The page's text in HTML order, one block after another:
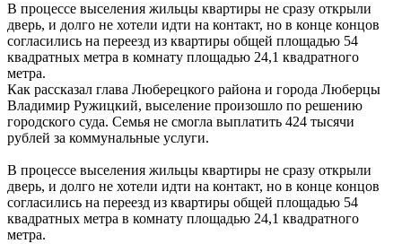
В процессе выселения жильцы квартиры не сразу открыли
дверь, и долго не хотели идти на контакт, но в конце концов
согласились на переезд из квартиры общей площадью 54
квадратных метра в комнату площадью 24,1 квадратного
метра.
Как рассказал глава Люберецкого района и города Люберцы
Владимир Ружицкий, выселение произошло по решению
городского суда. Семья не смогла выплатить 424 тысячи
рублей за коммунальные услуги.
В процессе выселения жильцы квартиры не сразу открыли
дверь, и долго не хотели идти на контакт, но в конце концов
согласились на переезд из квартиры общей площадью 54
квадратных метра в комнату площадью 24,1 квадратного
метра.